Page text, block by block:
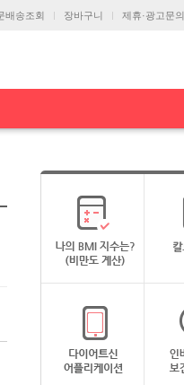
배송조회 장바구니 제휴·광고문의